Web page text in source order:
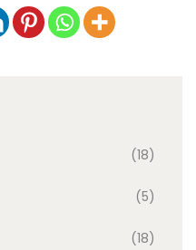
(18)
(5)
(18)